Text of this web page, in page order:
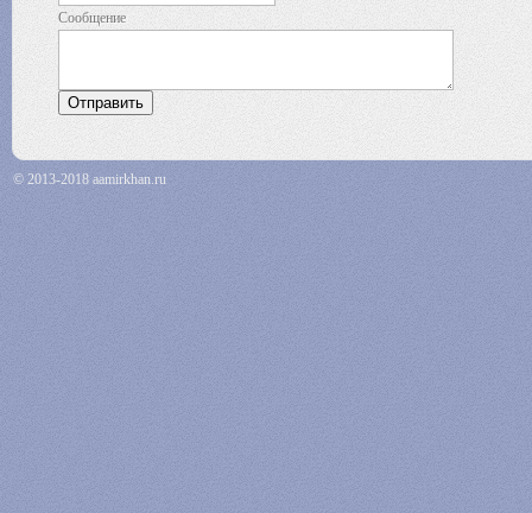
Сообщение
© 2013-2018 aamirkhan.ru